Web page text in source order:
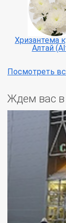
Хризантема
Алтай
Посмотреть
Ждем вас